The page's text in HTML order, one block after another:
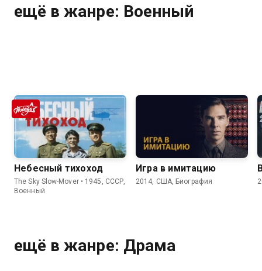
ещё в жанре: Военный
Небесный тихоход
The Sky Slow-Mover • 1945, СССР,
Военный
Игра в имитацию
2014, США, Биография
ещё в жанре: Драма